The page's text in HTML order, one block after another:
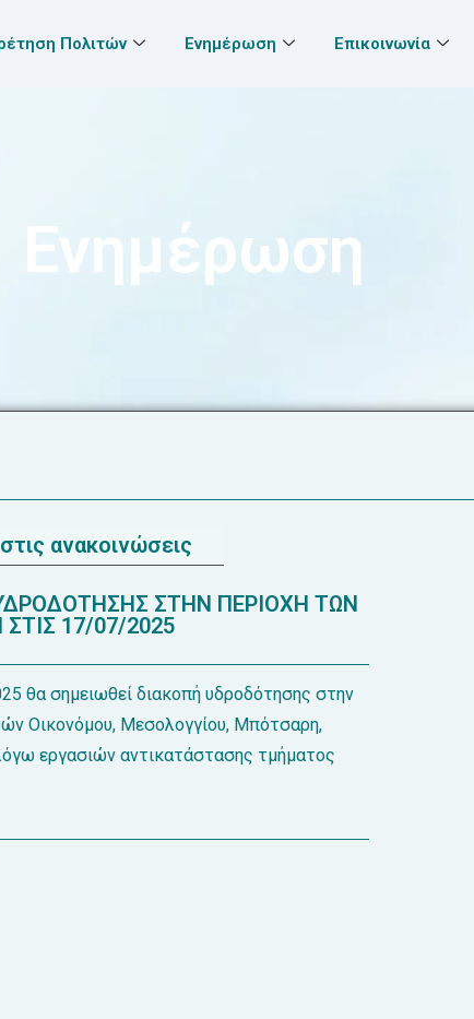
Πολιτών Ενημέρωση Επικοινωνία
Ενημέρωση
ανακοινώσεις
ΣΤΗΝ ΠΕΡΙΟΧΗ ΤΩΝ
17/07/2025
θα σημειωθεί διακοπή υδροδότησης στην
Οικονόμου, Μεσολογγίου, Μπότσαρη,
εργασιών αντικατάστασης τμήματος